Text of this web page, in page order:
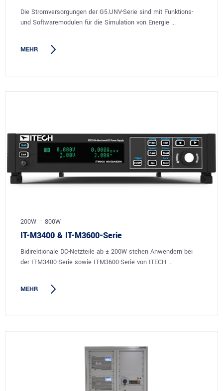
Die Stromversorgungen der G5.UNV-Serie sind mit Funktions-
und Softwaremodulen für die Simulation von Energie ...
MEHR
200W – 800W
IT-M3400 & IT-M3600-Serie
Bidirektionale DC-Netzteile ab ± 200W stehen Anwendern bei
der IT-M3400-Serie sowie IT-M3600-Serie von ITECH ...
MEHR